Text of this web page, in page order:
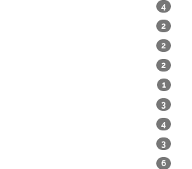
4
2
2
2
1
3
4
3
6